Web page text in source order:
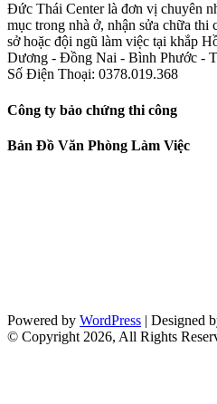
Đức Thái Center là đơn vị chuyên
mục trong nhà ở, nhận sửa chữa thi
sở hoặc đội ngũ làm việc tại khắp
Dương - Đồng Nai - Bình Phước -
Số Điện Thoại: 0378.019.368
Công ty bảo chứng thi công
Bản Đồ Văn Phòng Làm Việc
Powered by WordPress | Designed
© Copyright 2026, All Rights